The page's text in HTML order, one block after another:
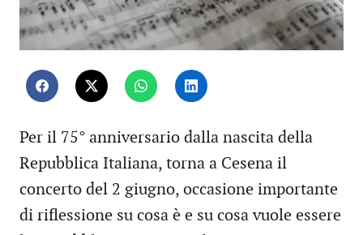
Per il 75° anniversario dalla nascita della
Repubblica Italiana, torna a Cesena il
concerto del 2 giugno, occasione importante
di riflessione su cosa è e su cosa vuole essere